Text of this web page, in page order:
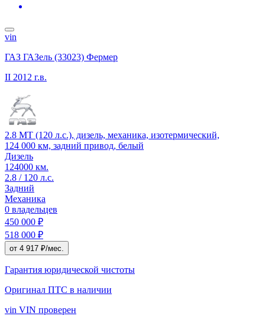
vin
ГАЗ ГАЗель (33023) Фермер
II 2012 г.в.
2.8 MT (120 л.с.), дизель, механика, изотермический,
124 000 км, задний привод, белый
Дизель
124000 км.
2.8 / 120 л.с.
Задний
Механика
0 владельцев
450 000 ₽
518 000 ₽
от 4 917 ₽/мес.
Гарантия юридической чистоты
Оригинал ПТС в наличии
vin VIN проверен